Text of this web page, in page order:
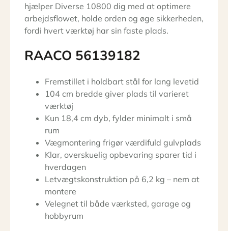
hjælper Diverse 10800 dig med at optimere
arbejdsflowet, holde orden og øge sikkerheden,
fordi hvert værktøj har sin faste plads.
RAACO 56139182
Fremstillet i holdbart stål for lang levetid
104 cm bredde giver plads til varieret
værktøj
Kun 18,4 cm dyb, fylder minimalt i små
rum
Vægmontering frigør værdifuld gulvplads
Klar, overskuelig opbevaring sparer tid i
hverdagen
Letvægtskonstruktion på 6,2 kg – nem at
montere
Velegnet til både værksted, garage og
hobbyrum